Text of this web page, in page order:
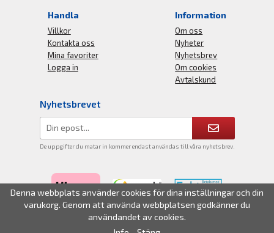
Handla
Villkor
Kontakta oss
Mina favoriter
Logga in
Information
Om oss
Nyheter
Nyhetsbrev
Om cookies
Avtalskund
Nyhetsbrevet
De uppgifter du matar in kommer endast användas till våra nyhetsbrev.
Denna webbplats använder cookies för dina inställningar och din
varukorg. Genom att använda webbplatsen godkänner du
användandet av cookies.